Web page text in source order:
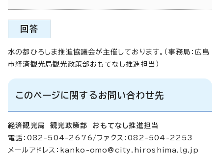
回答
水の都ひろしま推進協議会が主催しております。（事務局：広島
市経済観光局観光政策部おもてなし推進担当）
このページに関するお問い合わせ先
経済観光局 観光政策部 おもてなし推進担当
電話：082-504-2676/ファクス：082-504-2253
メールアドレス： kanko-omo@city.hiroshima.lg.jp